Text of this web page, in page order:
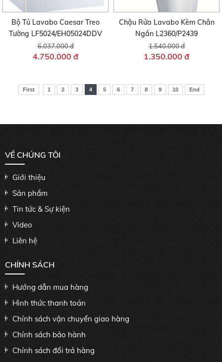
Bộ Tủ Lavabo Caesar Treo
Tường LF5024/EH05024DDV
6.037.000 đ
4.750.000 đ
Chậu Rửa Lavabo Kèm Chân
Ngắn L2360/P2439
1.540.000 đ
1.350.000 đ
First 1 2 3 4 5 6 7 8 9 10 End
VỀ CHÚNG TÔI
Giới thiệu
Sản phẩm
Tin tức & Sự kiện
Video
Liên hệ
CHÍNH SÁCH
Hướng dẫn mua hàng
Hình thức thanh toán
Chính sách vận chuyển giao hàng
Chính sách bảo hành
Chính sách đổi trả hàng